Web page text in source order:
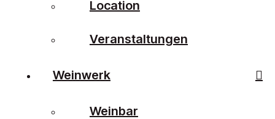
Location
Veranstaltungen
Weinwerk
Weinbar